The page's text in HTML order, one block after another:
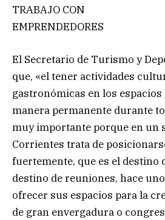
TRABAJO CON
EMPRENDEDORES
El Secretario de Turismo y
que, «el tener actividades
gastronómicas en los
manera permanente durante
muy importante porque en un
Corrientes trata de
fuertemente, que es el destino
destino de reuniones, hace
ofrecer sus espacios para la
de gran envergadura o